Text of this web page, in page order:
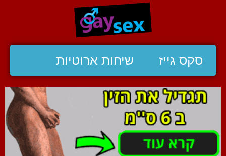
סקס גייז שיחות ארוטיות